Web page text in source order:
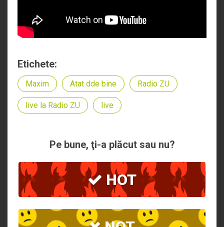
Etichete:
Maxim Atat dde bine Radio ZU
live la Radio ZU live
Pe bune, ţi-a plăcut sau nu?
HOT